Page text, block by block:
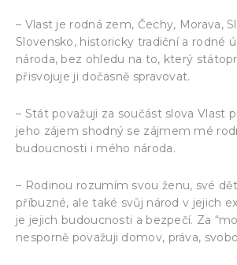
– Vlast je rodná zem, Čechy, Morava,
Slovensko, historicky tradiční a rodné
národa, bez ohledu na to, který
přisvojuje ji dočasně spravovat.
– Stát považuji za součást slova Vlast
jeho zájem shodný se zájmem mé
budoucnosti i mého národa.
– Rodinou rozumím svou ženu, své
příbuzné, ale také svůj národ v jejich
je jejich budoucnosti a bezpečí. Za
nesporně považuji domov, práva,